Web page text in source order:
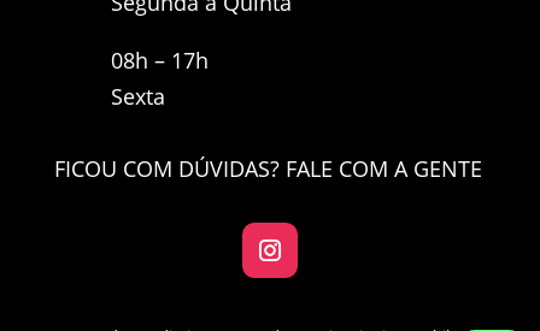
08h – 17h
Sexta
FICOU COM DÚVIDAS? FALE COM A GENTE